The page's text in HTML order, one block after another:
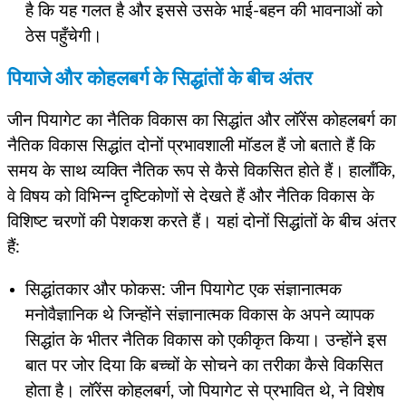
है कि यह गलत है और इससे उसके भाई-बहन की भावनाओं को
ठेस पहुँचेगी।
पियाजे और कोहलबर्ग के सिद्धांतों के बीच अंतर
जीन पियागेट का नैतिक विकास का सिद्धांत और लॉरेंस कोहलबर्ग का
नैतिक विकास सिद्धांत दोनों प्रभावशाली मॉडल हैं जो बताते हैं कि
समय के साथ व्यक्ति नैतिक रूप से कैसे विकसित होते हैं। हालाँकि,
वे विषय को विभिन्न दृष्टिकोणों से देखते हैं और नैतिक विकास के
विशिष्ट चरणों की पेशकश करते हैं। यहां दोनों सिद्धांतों के बीच अंतर
हैं:
सिद्धांतकार और फोकस: जीन पियागेट एक संज्ञानात्मक
मनोवैज्ञानिक थे जिन्होंने संज्ञानात्मक विकास के अपने व्यापक
सिद्धांत के भीतर नैतिक विकास को एकीकृत किया। उन्होंने इस
बात पर जोर दिया कि बच्चों के सोचने का तरीका कैसे विकसित
होता है। लॉरेंस कोहलबर्ग, जो पियागेट से प्रभावित थे, ने विशेष